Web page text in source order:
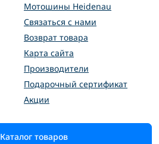
Мотошины Heidenau
Связаться с нами
Возврат товара
Карта сайта
Производители
Подарочный сертификат
Акции
Каталог товаров